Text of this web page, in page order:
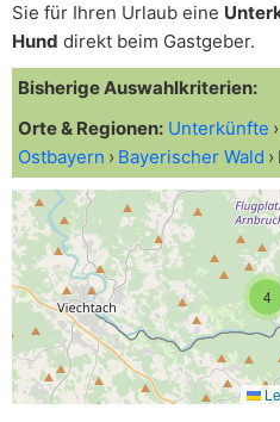
Sie für Ihren Urlaub eine
Hund direkt beim Gastgeber.
Bisherige Auswahlkriterien:
Orte & Regionen: Unterkünfte
Ostbayern
Bayerischer Wald
4